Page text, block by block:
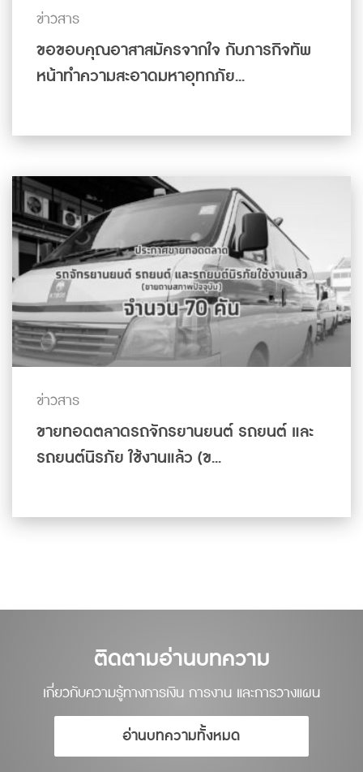
ข่าวสาร
ขอขอบคุณอาสาสมัครจากใจ กับภารกิจทัพ
หน้าทำความสะอาดมหาอุทกภัย...
ข่าวสาร
ขายทอดตลาดรถจักรยานยนต์ รถยนต์ และ
รถยนต์นิรภัย ใช้งานแล้ว (ข...
ติดตามอ่านบทความ
เกี่ยวกับความรู้ทางการเงิน การงาน และการวางแผน
อ่านบทความทั้งหมด